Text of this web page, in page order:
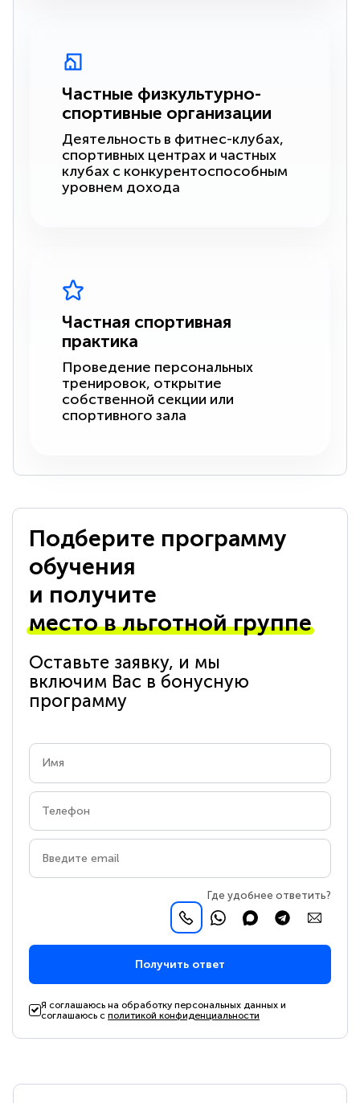
Частные физкультурно-
спортивные организации
Деятельность в фитнес-клубах,
спортивных центрах и частных
клубах с конкурентоспособным
уровнем дохода
Частная спортивная
практика
Проведение персональных
тренировок, открытие
собственной секции или
спортивного зала
Подберите программу
обучения
и получите
место в льготной группе
Оставьте заявку, и мы
включим Вас в бонусную
программу
Где удобнее ответить?
Получить ответ
Я соглашаюсь на обработку персональных данных и
соглашаюсь сполитикой конфиденциальности